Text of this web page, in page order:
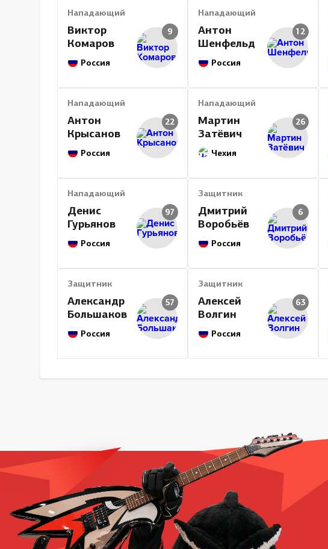
Нападающий
Виктор
Комаров
Россия
9
Нападающий
Антон
Шенфельд
Россия
12
Нападающий
Антон
Крысанов
Россия
22
Нападающий
Мартин
Затёвич
Чехия
26
Нападающий
Денис
Гурьянов
Россия
97
Защитник
Дмитрий
Воробьёв
Россия
6
Защитник
Александр
Большаков
Россия
57
Защитник
Алексей
Волгин
Россия
63